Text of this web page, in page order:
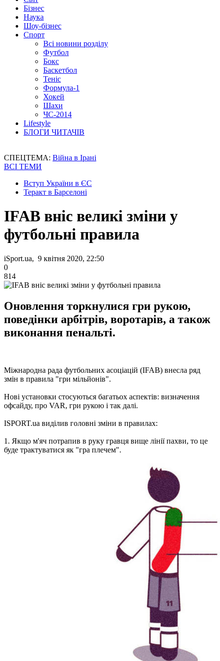
Бізнес
Наука
Шоу-бізнес
Спорт
Всі новини розділу
Футбол
Бокс
Баскетбол
Теніс
Формула-1
Хокей
Шахи
ЧС-2014
Lifestyle
БЛОГИ ЧИТАЧІВ
СПЕЦТЕМА: Війна в Ірані
ВСІ ТЕМИ
Вступ України в ЄС
Теракт в Барселоні
IFAB вніс великі зміни у
футбольні правила
iSport.ua, 9 квітня 2020, 22:50
0
814
Оновлення торкнулися гри рукою,
поведінки арбітрів, воротарів, а також
виконання пенальті.
Міжнародна рада футбольних асоціацій (IFAB) внесла ряд
змін в правила "гри мільйонів".
Нові установки стосуються багатьох аспектів: визначення
офсайду, про VAR, гри рукою і так далі.
ISPORT.ua виділив головні зміни в правилах:
1. Якщо м'яч потрапив в руку гравця вище лінії пахви, то це
буде трактуватися як "гра плечем".